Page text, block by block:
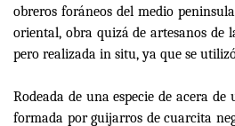
obreros foráneos del medio
oriental, obra quizá de artesanos de
pero realizada in situ, ya que se
Rodeada de una especie de acera
formada por guijarros de cuarcita